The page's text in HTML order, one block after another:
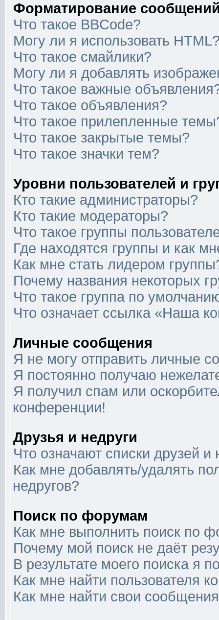
Форматирование
Что такое BBCode?
Могу ли я использовать
Что такое смайлики?
Могу ли я добавлять
Что такое важные
Что такое объявления?
Что такое прилепленные
Что такое закрытые темы?
Что такое значки тем?
Уровни пользователей и
Кто такие администраторы?
Кто такие модераторы?
Что такое группы
Где находятся группы и как
Как мне стать лидером
Почему названия некоторых
Что такое группа по
Что означает ссылка «Наша
Личные сообщения
Я не могу отправить личные
Я постоянно получаю
Я получил спам или
конференции!
Друзья и недруги
Что означают списки друзей и
Как мне добавлять/удалять
недругов?
Поиск по форумам
Как мне выполнить поиск по
Почему мой поиск не даёт
В результате моего поиска я
Как мне найти пользователя
Как мне найти свои